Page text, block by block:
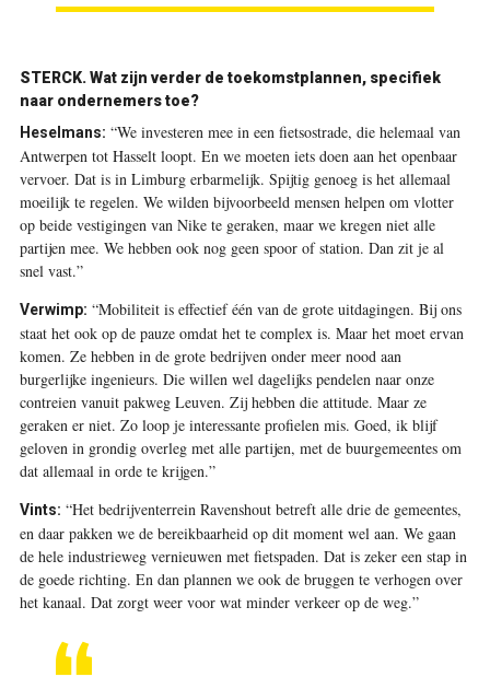
STERCK.Wat zijn verder de toekomstplannen, specifiek
naar ondernemers toe?
Heselmans: “We investeren mee in een fietsostrade, die helemaal van
Antwerpen tot Hasselt loopt. En we moeten iets doen aan het openbaar
vervoer. Dat is in Limburg erbarmelijk. Spijtig genoeg is het allemaal
moeilijk te regelen. We wilden bijvoorbeeld mensen helpen om vlotter
op beide vestigingen van Nike te geraken, maar we kregen niet alle
partijen mee. We hebben ook nog geen spoor of station. Dan zit je al
snel vast.”
Verwimp: “Mobiliteit is effectief één van de grote uitdagingen. Bij ons
staat het ook op de pauze omdat het te complex is. Maar het moet ervan
komen. Ze hebben in de grote bedrijven onder meer nood aan
burgerlijke ingenieurs. Die willen wel dagelijks pendelen naar onze
contreien vanuit pakweg Leuven. Zij hebben die attitude. Maar ze
geraken er niet. Zo loop je interessante profielen mis. Goed, ik blijf
geloven in grondig overleg met alle partijen, met de buurgemeentes om
dat allemaal in orde te krijgen.”
Vints: “Het bedrijventerrein Ravenshout betreft alle drie de gemeentes,
en daar pakken we de bereikbaarheid op dit moment wel aan. We gaan
de hele industrieweg vernieuwen met fietspaden. Dat is zeker een stap in
de goede richting. En dan plannen we ook de bruggen te verhogen over
het kanaal. Dat zorgt weer voor wat minder verkeer op de weg.”